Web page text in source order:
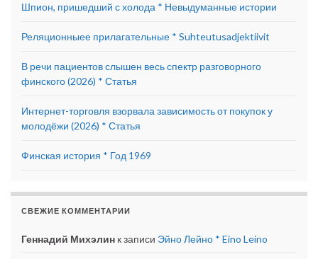
Шпион, пришедший с холода * Невыдуманные истории
Реляционныее прилагательные * Suhteutusadjektiivit
В речи пациентов слышен весь спектр разговорного
финского (2026) * Статья
Интернет-торговля взорвала зависимость от покупок у
молодёжи (2026) * Статья
Финская история * Год 1969
СВЕЖИЕ КОММЕНТАРИИ
Геннадий Михэлин к записи Эйно Лейно * Eino Leino